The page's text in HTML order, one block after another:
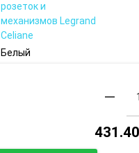
розеток и
механизмов Legrand
Celiane
Белый
remove